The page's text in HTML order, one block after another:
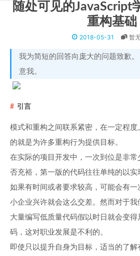
随处可见的JavaScript
重构基础
2018-05-31 暂
我为简短的回答向庞大的问题致歉
意我。
引言
模式和重构之间联系紧密，在一定程度
的就是为许多重构行为提供目标。
在实际的项目开发中，一次到位是非
否充裕，第一版的代码往往单纯的以实
如果有时间或者要求较高，可能会有
小企业兴许就会这么交差。然而对于
大量编写低质量代码假以时日就会变
码，这对职业发展是不利的。
即使只以提升自身为目标，适当的了